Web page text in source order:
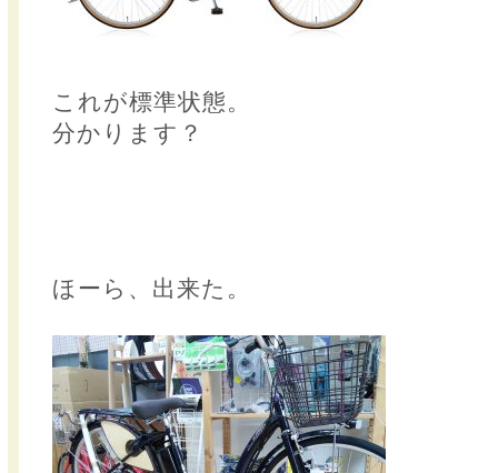
これが標準状態。
分かります？
ほーら、出来た。